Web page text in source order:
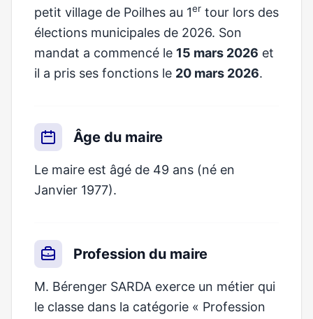
petit village de Poilhes au 1er tour lors des
élections municipales de 2026. Son
mandat a commencé le 15 mars 2026 et
il a pris ses fonctions le 20 mars 2026.
Âge du maire
Le maire est âgé de 49 ans (né en
Janvier 1977).
Profession du maire
M. Bérenger SARDA exerce un métier qui
le classe dans la catégorie « Profession